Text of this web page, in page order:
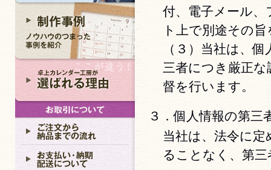
付、電子メール
ト上で別途その
（３）当社は、
三者につき厳正
督を行います。
３．個人情報の第三
当社は、法令に
ることなく、第